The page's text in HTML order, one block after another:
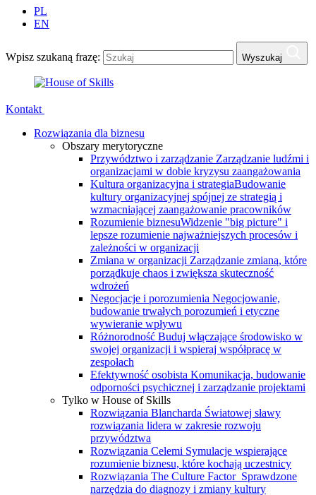
PL
EN
Wpisz szukaną frazę: Wyszukaj
Kontakt
Rozwiązania dla biznesu
Obszary merytoryczne
Przywództwo i zarządzanie Zarządzanie ludźmi i
organizacjami w dobie kryzysu zaangażowania
Kultura organizacyjna i strategiaBudowanie
kultury organizacyjnej spójnej ze strategią i
wzmacniającej zaangażowanie pracowników
Rozumienie biznesuWidzenie "big picture" i
lepsze rozumienie najważniejszych procesów i
zależności w organizacji
Zmiana w organizacji Zarządzanie zmianą, które
porządkuje chaos i zwiększa skuteczność
wdrożeń
Negocjacje i porozumienia Negocjowanie,
budowanie trwałych porozumień i etyczne
wywieranie wpływu
Różnorodność Buduj włączające środowisko w
swojej organizacji i wspieraj współpracę w
zespołach
Efektywność osobista Komunikacja, budowanie
odporności psychicznej i zarządzanie projektami
Tylko w House of Skills
Rozwiązania Blancharda Światowej sławy
rozwiązania lidera w zakresie rozwoju
przywództwa
Rozwiązania Celemi Symulacje wspierające
rozumienie biznesu, które kochają uczestnicy
Rozwiązania The Culture Factor Sprawdzone
narzędzia do diagnozy i zmiany kultury